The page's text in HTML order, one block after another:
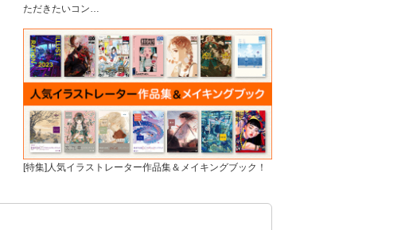
ただきたいコン…
[特集]人気イラストレーター作品集＆メイキングブック！